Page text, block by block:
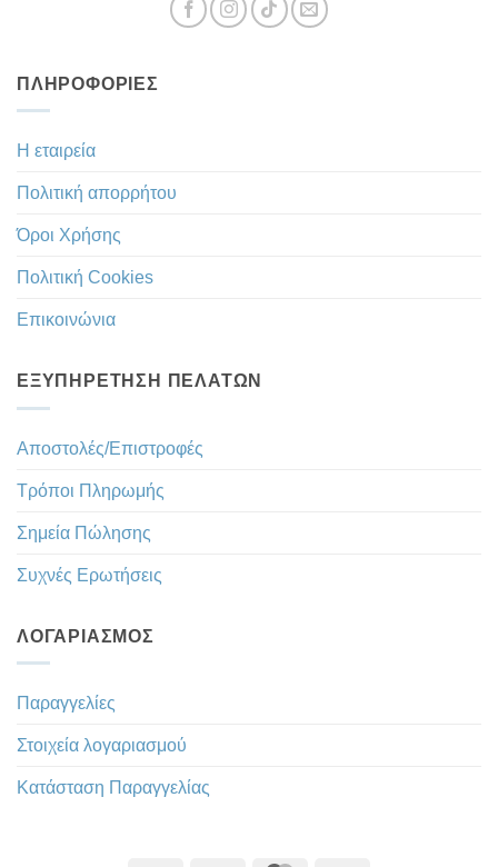
ΠΛΗΡΟΦΟΡΊΕΣ
Η εταιρεία
Πολιτική απορρήτου
Όροι Χρήσης
Πολιτική Cookies
Επικοινώνια
ΕΞΥΠΗΡΈΤΗΣΗ ΠΕΛΑΤΏΝ
Αποστολές/Επιστροφές
Τρόποι Πληρωμής
Σημεία Πώλησης
Συχνές Ερωτήσεις
ΛΟΓΑΡΙΑΣΜΌΣ
Παραγγελίες
Στοιχεία λογαριασμού
Κατάσταση Παραγγελίας